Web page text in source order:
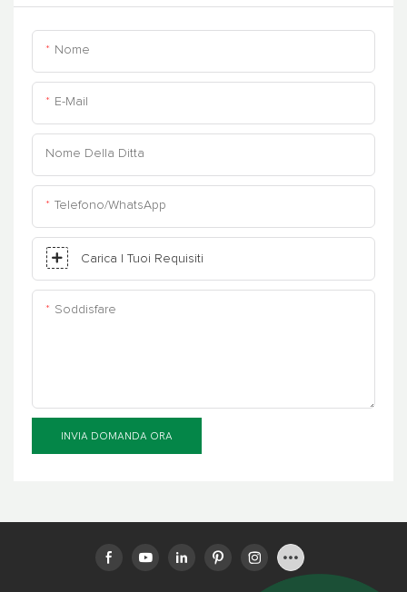
Nome
E-Mail
Nome Della Ditta
Telefono/WhatsApp
Carica I Tuoi Requisiti
Soddisfare
INVIA DOMANDA ORA